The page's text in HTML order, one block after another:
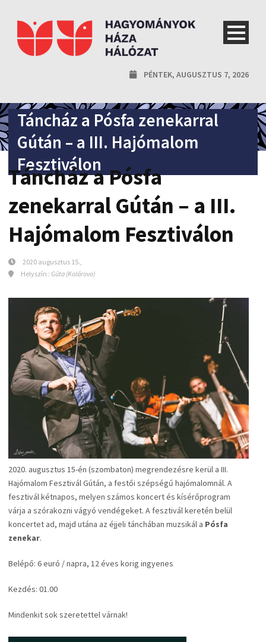
PÉNTEK, AUGUSZTUS 7, 2026
Táncház a Pósfa zenekarral
Gútán – a III. Hajómalom
Fesztiválon
Táncház a Pósfa
zenekarral Gútán – a III.
Hajómalom Fesztiválon
2020 augusztus 15.,
Helyszín : Gúta (Kolárovo)
2020. augusztus 15-én (szombaton) megrendezésre kerül a III.
Hajómalom Fesztivál Gútán, a festői szépségű hajómalomnál. A
fesztivál kétnapos, melyen számos koncert és kísérőprogram
várja a szórakozni vágyó vendégeket. A fesztivál keretén belül
koncertet ad, majd utána az éjjeli tánchában muzsikál a Pósfa
zenekar.
Belépő: 6 euró / napra, 12 éves korig ingyenes
Kezdés: 01.00
Mindenkit sok szeretettel várnak!